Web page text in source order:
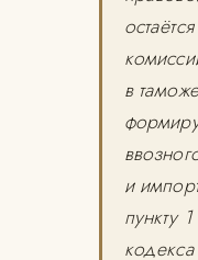
в
и
пункту